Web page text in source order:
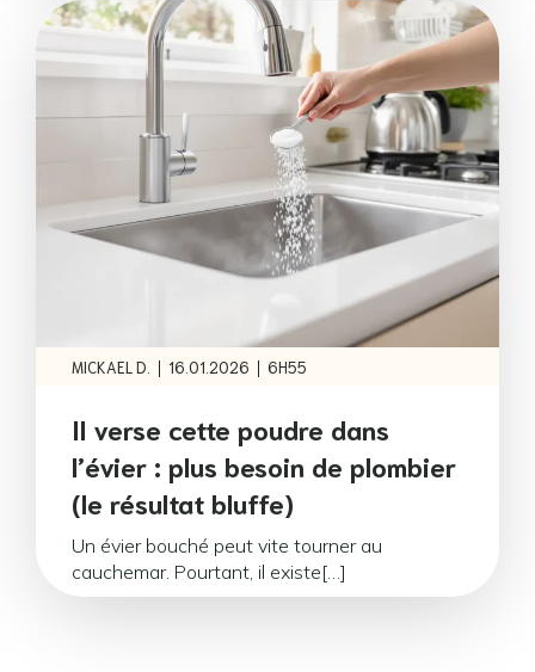
MICKAEL D. | 16.01.2026 | 6H55
Il verse cette poudre dans
l’évier : plus besoin de plombier
(le résultat bluffe)
Un évier bouché peut vite tourner au
cauchemar. Pourtant, il existe[…]